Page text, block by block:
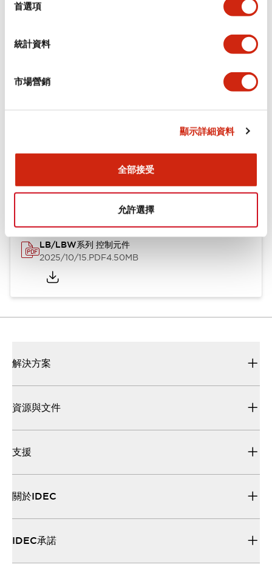
首選項
統計資料
市場營銷
顯示詳細資料
全部接受
允許選擇
審美規範
環境規範
文件和檔案
型錄和宣傳手冊 技術文件
LB/LBW系列 控制元件
2025/10/15.PDF4.50MB
解決方案
資源與文件
支援
關於IDEC
IDEC承諾